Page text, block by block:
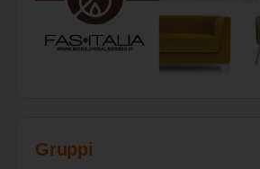
Gruppi